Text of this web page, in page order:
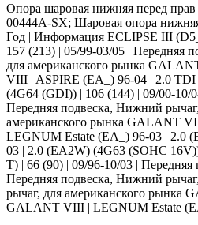
Опора шаровая нижняя перед
00444A-SX; Шаровая опора
Год | Информация ECLIPSE III
157 (213) | 05/99-03/05 |
для американского рынка
VIII | ASPIRE (EA_) 96-04 | 2.0
(4G64 (GDI)) | 106 (144) | 09/00-
Передняя подвеска, Нижний
американского рынка GALANT
LEGNUM Estate (EA_) 96-03 | 2.0
03 | 2.0 (EA2W) (4G63 (SOHC
T) | 66 (90) | 09/96-10/03 |
Передняя подвеска, Нижний
рычаг, для американского рынка
GALANT VIII | LEGNUM Estate